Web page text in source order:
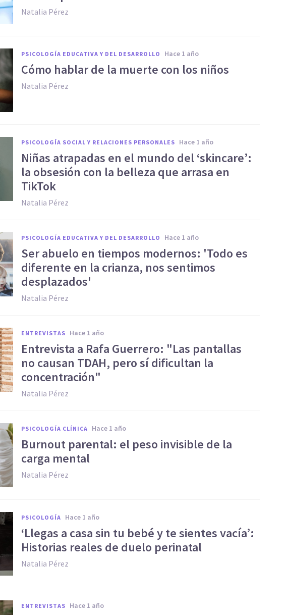
Natalia Pérez
PSICOLOGÍA EDUCATIVA Y DEL DESARROLLO hace 1 año
Cómo hablar de la muerte con los niños
Natalia Pérez
PSICOLOGÍA SOCIAL Y RELACIONES PERSONALES hace 1 año
Niñas atrapadas en el mundo del ‘skincare’:
la obsesión con la belleza que arrasa en
TikTok
Natalia Pérez
PSICOLOGÍA EDUCATIVA Y DEL DESARROLLO hace 1 año
Ser abuelo en tiempos modernos: 'Todo es
diferente en la crianza, nos sentimos
desplazados'
Natalia Pérez
ENTREVISTAS hace 1 año
Entrevista a Rafa Guerrero: "Las pantallas
no causan TDAH, pero sí dificultan la
concentración"
Natalia Pérez
PSICOLOGÍA CLÍNICA hace 1 año
Burnout parental: el peso invisible de la
carga mental
Natalia Pérez
PSICOLOGÍA hace 1 año
‘Llegas a casa sin tu bebé y te sientes vacía’:
Historias reales de duelo perinatal
Natalia Pérez
ENTREVISTAS hace 1 año